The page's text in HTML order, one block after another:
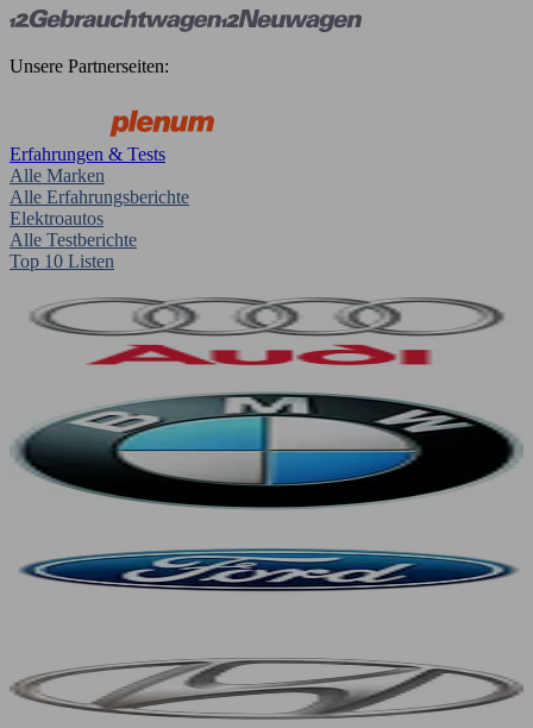
Unsere Partnerseiten:
Erfahrungen & Tests
Alle Marken
Alle Erfahrungsberichte
Elektroautos
Alle Testberichte
Top 10 Listen